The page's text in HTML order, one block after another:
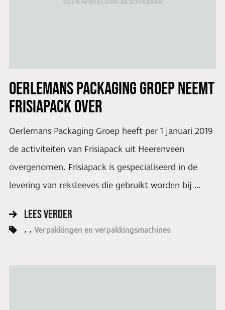
GEEN AFBEELDING BESCHIKBAAR
OERLEMANS PACKAGING GROEP NEEMT
FRISIAPACK OVER
Oerlemans Packaging Groep heeft per 1 januari 2019
de activiteiten van Frisiapack uit Heerenveen
overgenomen. Frisiapack is gespecialiseerd in de
levering van reksleeves die gebruikt worden bij …
LEES VERDER
Verpakkingen en verpakkingsmachines